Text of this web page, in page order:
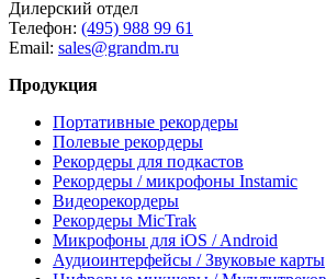
Дилерский отдел
Телефон: (495) 988 99 61
Email: sales@grandm.ru
Продукция
Портативные рекордеры
Полевые рекордеры
Рекордеры для подкастов
Рекордеры / микрофоны Instamic
Видеорекордеры
Рекордеры MicTrak
Микрофоны для iOS / Android
Аудиоинтерфейсы / Звуковые карты